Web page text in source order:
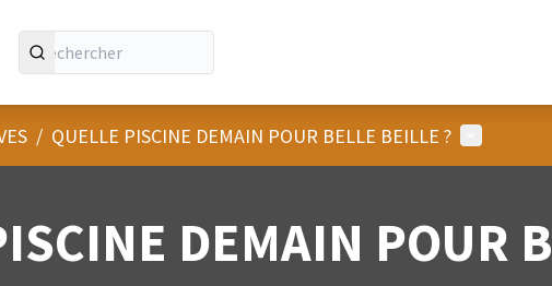
/ QUELLE PISCINE DEMAIN POUR BELLE BEILLE ? Menu
DEMAIN POUR